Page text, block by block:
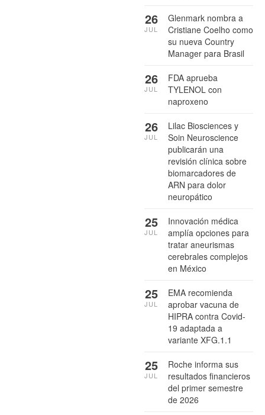
Glenmark nombra a
Cristiane Coelho como
su nueva Country
Manager para Brasil
26
JUL
FDA aprueba
TYLENOL con
naproxeno
26
JUL
Lilac Biosciences y
Soin Neuroscience
publicarán una
revisión clínica sobre
biomarcadores de
ARN para dolor
neuropático
26
JUL
Innovación médica
amplía opciones para
tratar aneurismas
cerebrales complejos
en México
25
JUL
EMA recomienda
aprobar vacuna de
HIPRA contra Covid-
19 adaptada a
variante XFG.1.1
25
JUL
Roche informa sus
resultados financieros
del primer semestre
de 2026
25
JUL